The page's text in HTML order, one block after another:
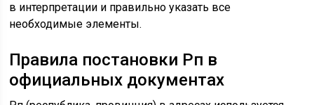
в интерпретации и правильно указать все
необходимые элементы.
Правила постановки Рп в
официальных документах